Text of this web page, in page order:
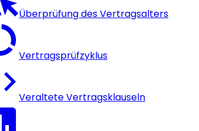
Überprüfung des Vertragsalters
Vertragsprüfzyklus
Veraltete Vertragsklauseln